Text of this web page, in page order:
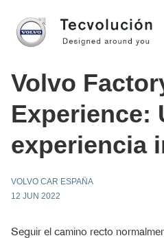
Volvo
Experience:
experiencia
VOLVO CAR ESPAÑA
12 JUN 2022
Seguir el camino recto